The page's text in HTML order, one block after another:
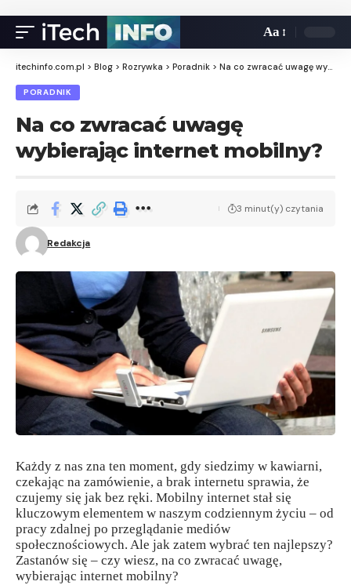
Aa
itechinfo.com.pl > Blog > Rozrywka > Poradnik > Na co zwracać uwagę wybierając internet mobilny?
PORADNIK
Na co zwracać uwagę
wybierając internet mobilny?
Redakcja
3 minut(y) czytania
Każdy z nas zna ten moment, gdy siedzimy w kawiarni,
czekając na zamówienie, a brak internetu sprawia, że
czujemy się jak bez ręki. Mobilny internet stał się
kluczowym elementem w naszym codziennym życiu – od
pracy zdalnej po przeglądanie mediów
społecznościowych. Ale jak zatem wybrać ten najlepszy?
Zastanów się – czy wiesz, na co zwracać uwagę,
wybierając internet mobilny?